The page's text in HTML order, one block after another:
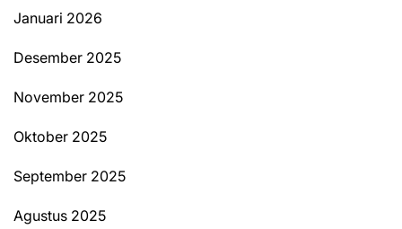
Januari 2026
Desember 2025
November 2025
Oktober 2025
September 2025
Agustus 2025